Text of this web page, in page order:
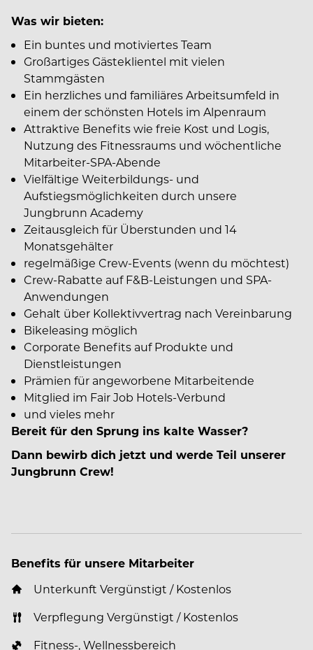
Was wir bieten:
Ein buntes und motiviertes Team
Großartiges Gästeklientel mit vielen
Stammgästen
Ein herzliches und familiäres Arbeitsumfeld in
einem der schönsten Hotels im Alpenraum
Attraktive Benefits wie freie Kost und Logis,
Nutzung des Fitnessraums und wöchentliche
Mitarbeiter-SPA-Abende
Vielfältige Weiterbildungs- und
Aufstiegsmöglichkeiten durch unsere
Jungbrunn Academy
Zeitausgleich für Überstunden und 14
Monatsgehälter
regelmäßige Crew-Events (wenn du möchtest)
Crew-Rabatte auf F&B-Leistungen und SPA-
Anwendungen
Gehalt über Kollektivvertrag nach Vereinbarung
Bikeleasing möglich
Corporate Benefits auf Produkte und
Dienstleistungen
Prämien für angeworbene Mitarbeitende
Mitglied im Fair Job Hotels-Verbund
und vieles mehr
Bereit für den Sprung ins kalte Wasser?
Dann bewirb dich jetzt und werde Teil unserer
Jungbrunn Crew!
Benefits für unsere Mitarbeiter
Unterkunft Vergünstigt / Kostenlos
Verpflegung Vergünstigt / Kostenlos
Fitness-, Wellnessbereich